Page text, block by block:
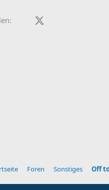
Facebook
Foren Sonstiges Off